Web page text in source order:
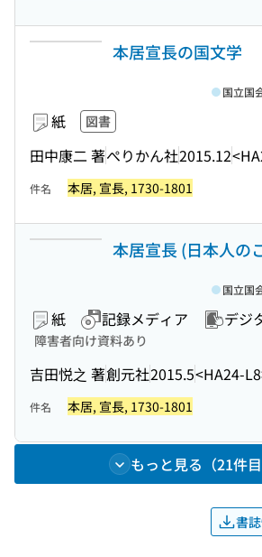
本居宣長の国文学
紙 図書
田中康二 著ぺりかん社2015.12
国立国
件名 本居, 宣長, 1730-1801
本居宣長 (日本人の
紙 記録メディア デジ
障害者向け資料あり
吉田悦之 著創元社2015.5<HA24-
国立国
件名 本居, 宣長, 1730-1801
もっと見る（21件目
書